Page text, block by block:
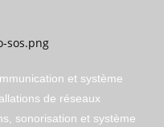
et système
de réseaux
sonorisation et système